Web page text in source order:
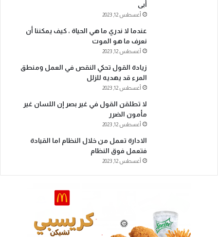
أبى
أغسطس 12, 2023
عندما لا ندري ما هي الحياة ، كيف يمكننا أن
نعرف ما هو الموت
أغسطس 12, 2023
زيادة القول تحكي النقص في العمل ومنطق
المرء قد يهديه للزلل
أغسطس 12, 2023
لا تطلقن القول في غير بصر إن اللسان غير
مأمون الضرر
أغسطس 12, 2023
الادارة تعمل من خلال النظام اما القيادة
فتعمل فوق النظام
أغسطس 12, 2023